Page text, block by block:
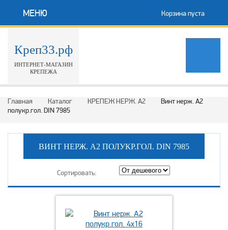
МЕНЮ Корзина пуста
Креп33.рф
ИНТЕРНЕТ-МАГАЗИН
КРЕПЕЖА
Главная Каталог КРЕПЕЖ НЕРЖ. А2
Винт нерж. А2
полукр.гол. DIN 7985
ВИНТ НЕРЖ. А2 ПОЛУКР.ГОЛ. DIN 7985
Сортировать: